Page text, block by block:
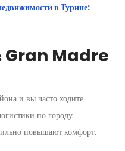
в Турине:
Gran Madre
и вы часто ходите
по городу
повышают комфорт.